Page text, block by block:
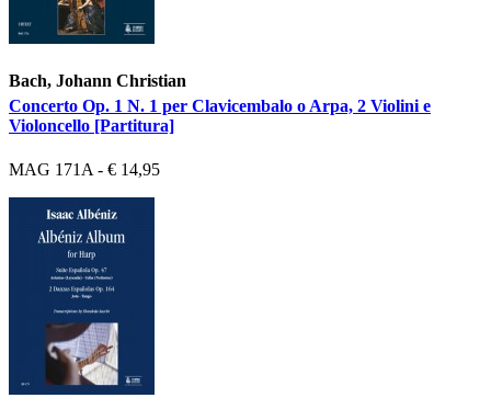
Bach, Johann Christian
Concerto Op. 1 N. 1 per Clavicembalo o Arpa, 2 Violini e
Violoncello [Partitura]
MAG 171A - € 14,95